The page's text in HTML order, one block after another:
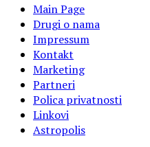
Main Page
Drugi o nama
Impressum
Kontakt
Marketing
Partneri
Polica privatnosti
Linkovi
Astropolis